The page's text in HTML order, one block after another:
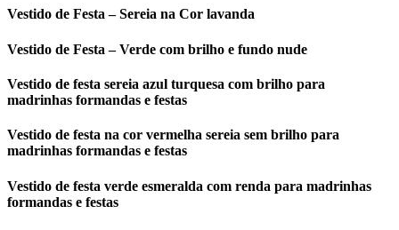
Vestido de Festa – Sereia na Cor lavanda
Vestido de Festa – Verde com brilho e fundo nude
Vestido de festa sereia azul turquesa com brilho para
madrinhas formandas e festas
Vestido de festa na cor vermelha sereia sem brilho para
madrinhas formandas e festas
Vestido de festa verde esmeralda com renda para madrinhas
formandas e festas